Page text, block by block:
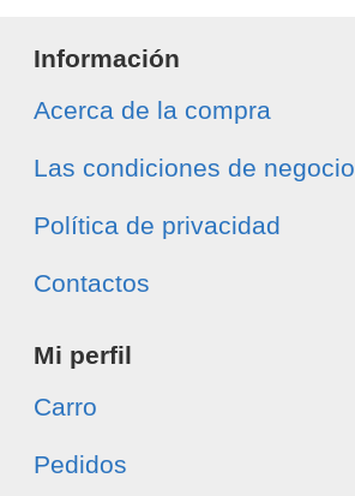
Información
Acerca de la compra
Las condiciones de negocio
Política de privacidad
Contactos
Mi perfil
Carro
Pedidos